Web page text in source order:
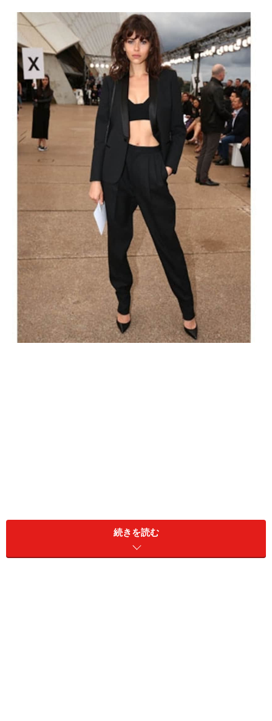
正しい靴選びで、疲れやすさや痛さとは無縁になって。
続きを読む